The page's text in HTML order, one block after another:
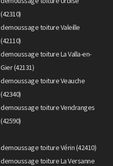
(42310)
demoussage toiture Valeille
(42110)
demoussage toiture La Valla-en-
Gier (42131)
demoussage toiture Veauche
(42340)
demoussage toiture Vendranges
(42590)
demoussage toiture Vérin (42410)
demoussage toiture La Versanne